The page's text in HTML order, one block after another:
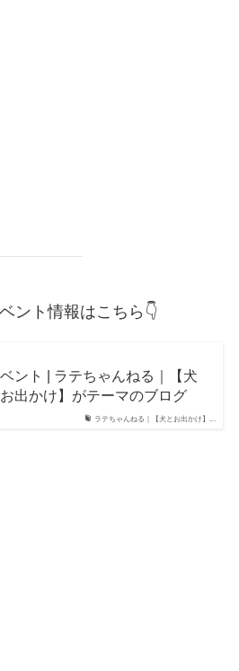
ント情報はこちら👇
ラテちゃんねる｜【犬とお出かけ】...
ント | ラテちゃんねる｜【犬
出かけ】がテーマのブログ